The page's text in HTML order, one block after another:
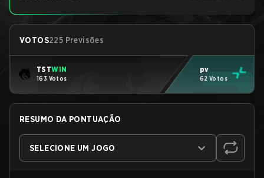
VOTOS225 Previsões
TSTWIN
163 Votos
pv
62 Votos
RESUMO DA PONTUAÇÃO
SELECIONE UM JOGO